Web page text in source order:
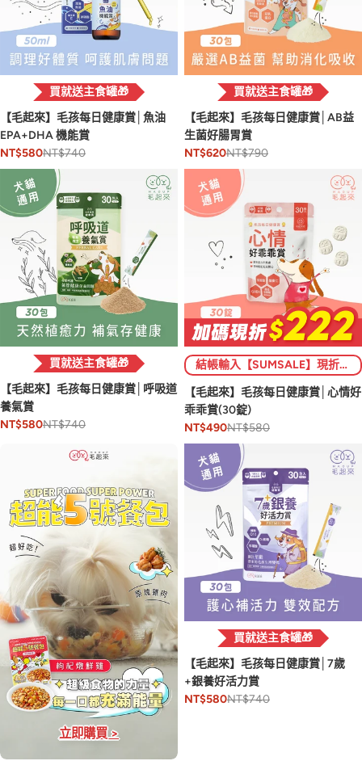
買就送主食罐🎁
【毛起來】毛孩每日健康賞│魚油
EPA+DHA 機能賞
NT$580NT$740
買就送主食罐🎁
【毛起來】毛孩每日健康賞│AB益
生菌好腸胃賞
NT$620NT$790
買就送主食罐🎁
【毛起來】毛孩每日健康賞│呼吸道
養氣賞
NT$580NT$740
結帳輸入【SUMSALE】現折$222 (限1次)💥
【毛起來】毛孩每日健康賞│心情好
乖乖賞(30錠)
NT$490NT$580
立即購買 >
買就送主食罐🎁
【毛起來】毛孩每日健康賞│7歲
+銀養好活力賞
NT$580NT$740